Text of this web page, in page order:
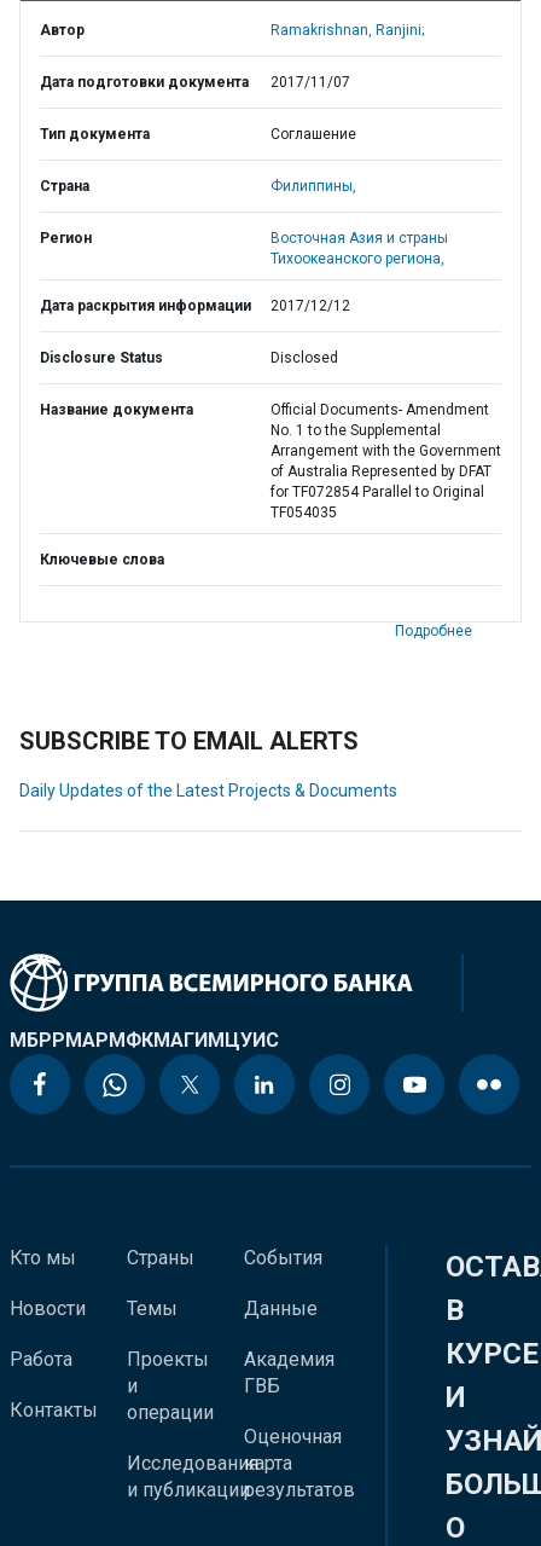
Автор Ramakrishnan, Ranjini;
Дата подготовки документа 2017/11/07
Тип документа Соглашение
Страна Филиппины,
Регион
Восточная Азия и страны
Тихоокеанского региона,
Дата раскрытия информации 2017/12/12
Disclosure Status Disclosed
Название документа
Official Documents- Amendment
No. 1 to the Supplemental
Arrangement with the Government
of Australia Represented by DFAT
for TF072854 Parallel to Original
TF054035
Ключевые слова
Подробнее
SUBSCRIBE TO EMAIL ALERTS
Daily Updates of the Latest Projects & Documents
МБРРМАРМФКМАГИМЦУИС
Кто мы
Новости
Работа
Контакты
Страны
Темы
Проекты
и
операции
Исследования
и публикации
События
Данные
Академия
ГВБ
Оценочная
карта
результатов
В
КУРСЕ
И
О